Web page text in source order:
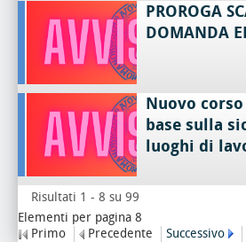
PROROGA
DOMANDA
Nuovo
base sulla
luoghi di
Risultati 1 - 8 su 99
Elementi per pagina 8
Primo
Precedente Successivo